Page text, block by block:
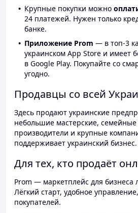
Крупные покупки можно
24 платежей. Нужен только
банке.
Приложение Prom — в топ-3
украинском App Store и имеет
в Google Play. Покупайте со
угодно.
Продавцы со всей
Здесь продают украинские
небольшие мастерские,
производители и крупные
поддерживает украинский бизнес.
Для тех, кто продаёт
Prom — маркетплейс для бизнеса
Лёгкий старт, удобное
покупателей.